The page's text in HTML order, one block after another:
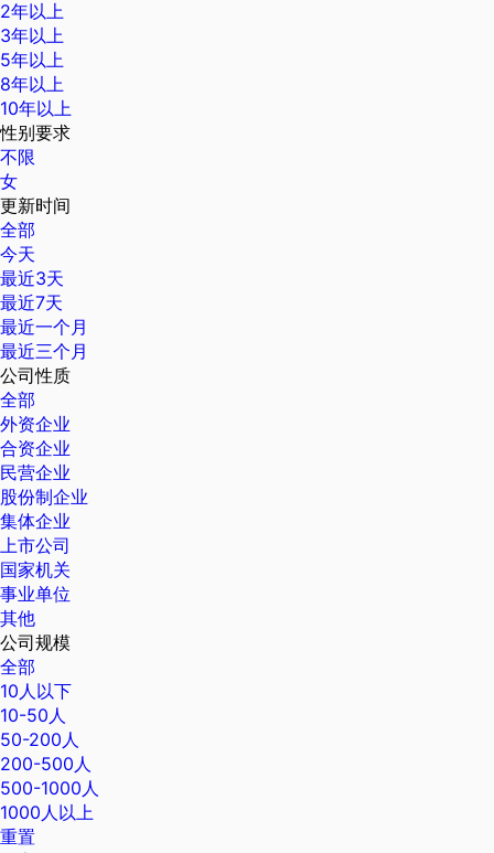
2年以上
3年以上
5年以上
8年以上
10年以上
性别要求
不限
女
更新时间
全部
今天
最近3天
最近7天
最近一个月
最近三个月
公司性质
全部
外资企业
合资企业
民营企业
股份制企业
集体企业
上市公司
国家机关
事业单位
其他
公司规模
全部
10人以下
10-50人
50-200人
200-500人
500-1000人
1000人以上
重置